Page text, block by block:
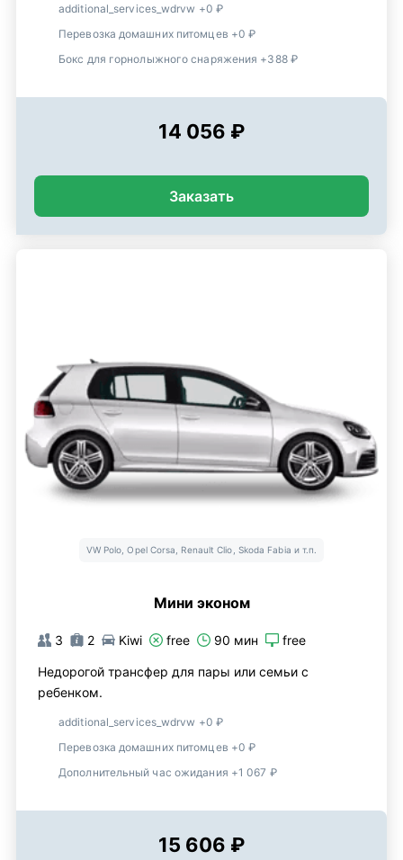
additional_services_wdrvw +0 ₽
Перевозка домашних питомцев +0 ₽
Бокс для горнолыжного снаряжения +388 ₽
14 056 ₽
Заказать
VW Polo, Opel Corsa, Renault Clio, Skoda Fabia и т.п.
Мини эконом
3 2 Kiwi free 90 мин free
Недорогой трансфер для пары или семьи с
ребенком.
additional_services_wdrvw +0 ₽
Перевозка домашних питомцев +0 ₽
Дополнительный час ожидания +1 067 ₽
15 606 ₽